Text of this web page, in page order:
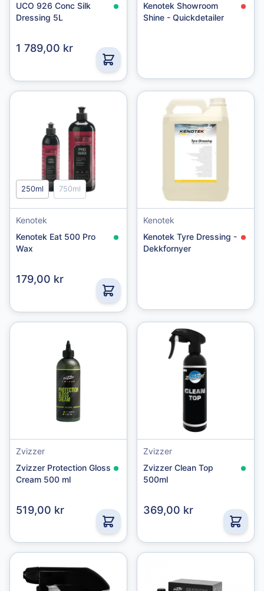
UCO 926 Conc Silk
Dressing 5L
1 789,00 kr
Kenotek Showroom
Shine - Quickdetailer
250ml 750ml
Kenotek
Kenotek Eat 500 Pro
Wax
179,00 kr
Kenotek
Kenotek Tyre Dressing -
Dekkfornyer
Zvizzer
Zvizzer Protection Gloss
Cream 500 ml
519,00 kr
Zvizzer
Zvizzer Clean Top
500ml
369,00 kr